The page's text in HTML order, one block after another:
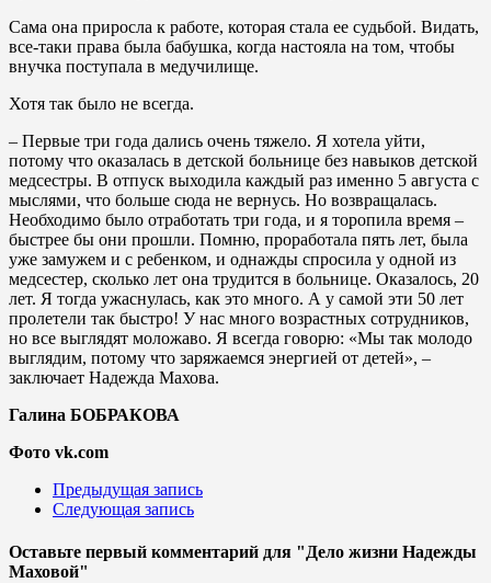
Сама она приросла к работе, которая стала ее судьбой. Видать,
все-таки права была бабушка, когда настояла на том, чтобы
внучка поступала в медучилище.
Хотя так было не всегда.
– Первые три года дались очень тяжело. Я хотела уйти,
потому что оказалась в детской больнице без навыков детской
медсестры. В отпуск выходила каждый раз именно 5 августа с
мыслями, что больше сюда не вернусь. Но возвращалась.
Необходимо было отработать три года, и я торопила время –
быстрее бы они прошли. Помню, проработала пять лет, была
уже замужем и с ребенком, и однажды спросила у одной из
медсестер, сколько лет она трудится в больнице. Оказалось, 20
лет. Я тогда ужаснулась, как это много. А у самой эти 50 лет
пролетели так быстро! У нас много возрастных сотрудников,
но все выглядят моложаво. Я всегда говорю: «Мы так молодо
выглядим, потому что заряжаемся энергией от детей», –
заключает Надежда Махова.
Галина БОБРАКОВА
Фото vk.com
Предыдущая запись
Следующая запись
Оставьте первый комментарий для "Дело жизни Надежды
Маховой"